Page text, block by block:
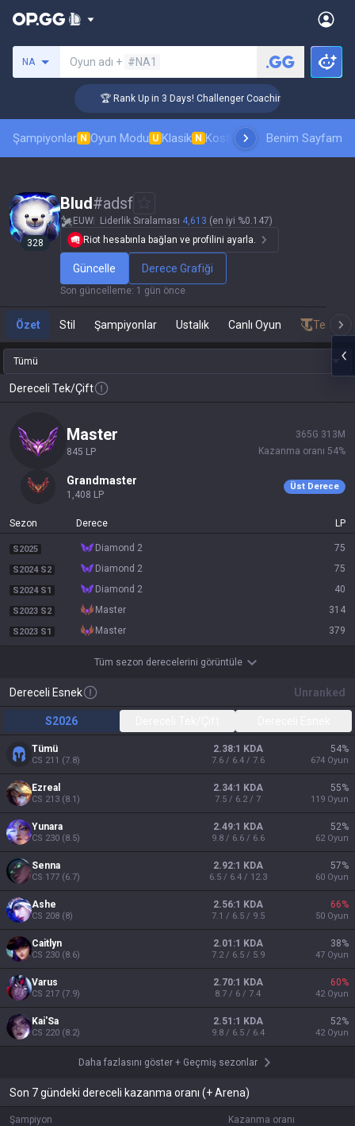
NA Oyun adı + #NA1
🏆 Rank Up in 3 Days! Challenger Coaching
Şampiyonlar N Oyun Modu U Klasik N Kostüm sıralamasıBenim Sayfam
328
Blud#adsf
EUW Liderlik Sıralaması 4,613 (en iyi %0.147)
Riot hesabınla bağlan ve profilini ayarla.
Güncelle Derece Grafiği
Son güncelleme: 1 gün önce
Özet Stil Şampiyonlar Ustalık Canlı Oyun
Tümü
Dereceli Tek/Çift
master
845 LP
365G 313 M
Kazanma oranı 54%
grandmaster
1,408 LP
Üst Derece
Sezon Derece LP
S2025 diamond 2 75
S2024 S2 diamond 2 75
S2024 S1 diamond 2 40
S2023 S2 master 314
S2023 S1 master 379
Tüm sezon derecelerini görüntüle
Dereceli Esnek Unranked
S2026
Tümü
CS 211 (7.8)
2.38:1 KDA
7.6 / 6.4 / 7.6
54%
674 Oyun
Ezreal
CS 213 (8.1)
2.34:1 KDA
7.5 / 6.2 / 7
55%
119 Oyun
Yunara
CS 230 (8.5)
2.49:1 KDA
9.8 / 6.6 / 6.6
52%
62 Oyun
Senna
CS 177 (6.7)
2.92:1 KDA
6.5 / 6.4 / 12.3
57%
60 Oyun
Ashe
CS 208 (8)
2.56:1 KDA
7.1 / 6.5 / 9.5
66%
50 Oyun
Caitlyn
CS 230 (8.6)
2.01:1 KDA
7.2 / 6.5 / 5.9
38%
47 Oyun
Varus
CS 217 (7.9)
2.70:1 KDA
8.7 / 6 / 7.4
60%
42 Oyun
Kai'Sa
CS 220 (8.2)
2.51:1 KDA
9.8 / 6.5 / 6.4
52%
42 Oyun
Daha fazlasını göster + Geçmiş sezonlar
Son 7 gündeki dereceli kazanma oranı (+ Arena)
Şampiyon Kazanma oranı